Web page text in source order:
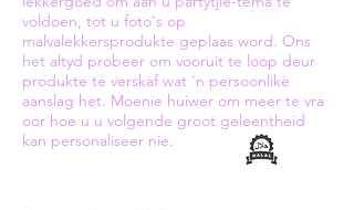
voldoen, tot u foto's op
malvalekkersprodukte geplaas word. Ons
het altyd probeer om vooruit te loop deur
produkte te verskaf wat 'n persoonlike
aanslag het. Moenie huiwer om meer te vra
oor hoe u u volgende groot geleentheid
kan personaliseer nie.